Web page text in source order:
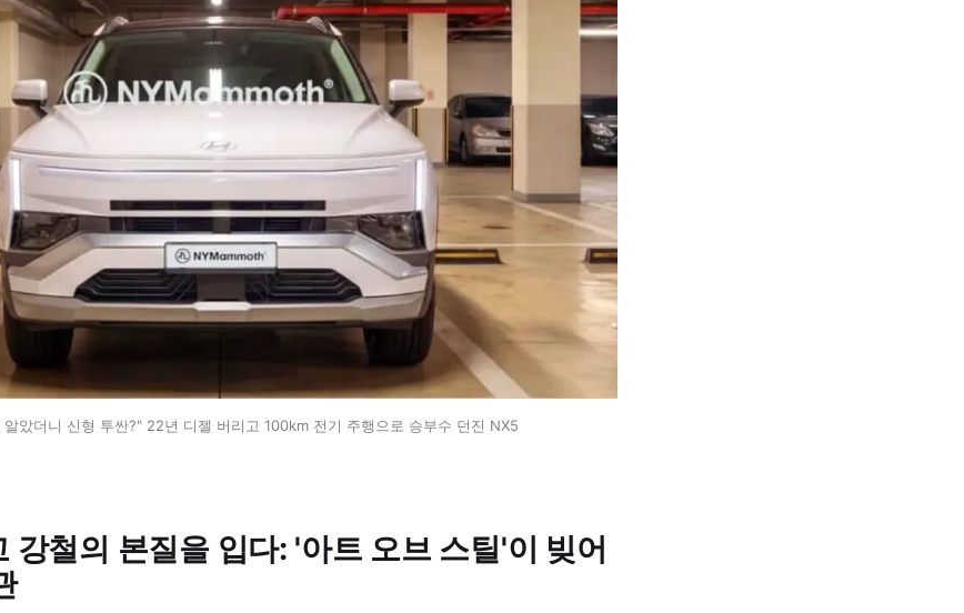
알았더니 신형 투싼?" 22년 디젤 버리고 100km 전기 주행으로 승부수 던진 NX5
강철의 본질을 입다: '아트 오브 스틸'이 빚어